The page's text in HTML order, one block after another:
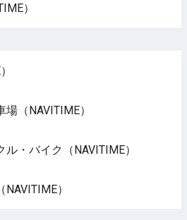
）
（NAVITIME）
・バイク（NAVITIME）
）